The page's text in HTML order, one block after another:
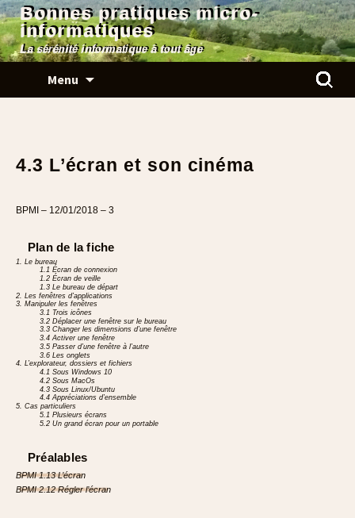
Bonnes pratiques micro-
informatiques
La sérénité informatique à tout âge
Menu
4.3 L’écran et son cinéma
BPMI – 12/01/2018 – 3
Plan de la fiche
1. Le bureau
1.1 Écran de connexion
1.2 Écran de veille
1.3 Le bureau de départ
2. Les fenêtres d’applications
3. Manipuler les fenêtres
3.1 Trois icônes
3.2 Déplacer une fenêtre sur le bureau
3.3 Changer les dimensions d’une fenêtre
3.4 Activer une fenêtre
3.5 Passer d’une fenêtre à l’autre
3.6 Les onglets
4. L’explorateur, dossiers et fichiers
4.1 Sous Windows 10
4.2 Sous MacOs
4.3 Sous Linux/Ubuntu
4.4 Appréciations d’ensemble
5. Cas particuliers
5.1 Plusieurs écrans
5.2 Un grand écran pour un portable
Préalables
BPMI 1.13 L’écran
BPMI 2.12 Régler l’écran